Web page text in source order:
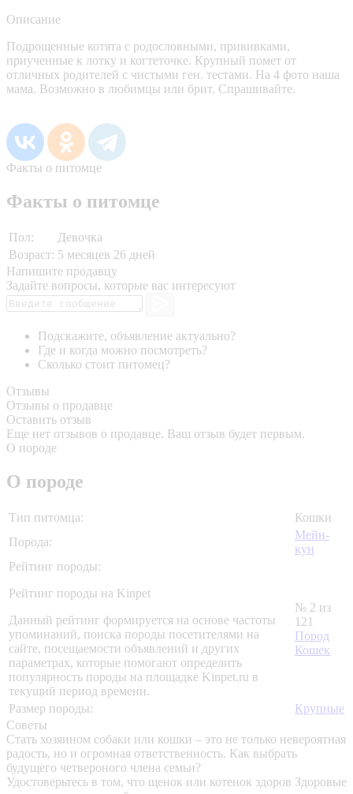
Описание
Подрощенные котята с родословными, прививками,
приученные к лотку и когтеточке. Крупный помет от
отличных родителей с чистыми ген. тестами. На 4 фото наша
мама. Возможно в любимцы или брит. Спрашивайте.
Факты о питомце
Факты о питомце
Пол:
Девочка
Возраст: 5 месяцев 26 дней
Напишите продавцу
Задайте вопросы, которые вас интересуют
Подскажите, объявление актуально?
Где и когда можно посмотреть?
Сколько стоит питомец?
Отзывы
Отзывы о продавце
Оставить отзыв
Еще нет отзывов о продавце. Ваш отзыв будет первым.
О породе
О породе
Тип питомца:
Кошки
Порода:
Мейн-
кун
Рейтинг породы:
Рейтинг породы на Kinpet
Данный рейтинг формируется на основе частоты
упоминаний, поиска породы посетителями на
сайте, посещаемости объявлений и других
параметрах, которые помогают определить
популярность породы на площадке Kinpet.ru в
текущий период времени.
№ 2 из
121
Пород
Кошек
Размер породы:
Крупные
Советы
Стать хозяином собаки или кошки – это не только невероятная
радость, но и огромная ответственность. Как выбрать
будущего четвероного члена семьи?
Удостоверьтесь в том, что щенок или котенок здоров Здоровые